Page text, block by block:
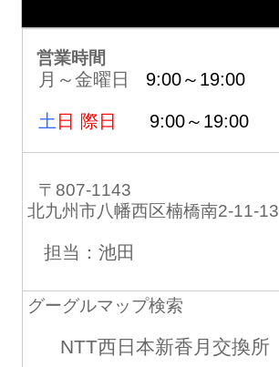
営業時間
月～金曜日 9:00～19:00
土 日 際日 9:00～19:00
〒807-1143
北九州市八幡西区楠橋南2-11-13
担当：池田
グーグルマップ検索
NTT西日本新香月交換所